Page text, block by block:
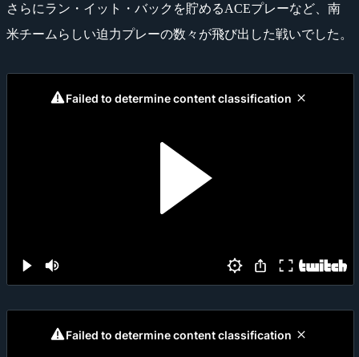
さらにラン・イット・バックを貯めるACEプレーなど、南
米チームらしい迫力プレーの数々が飛び出した戦いでした。